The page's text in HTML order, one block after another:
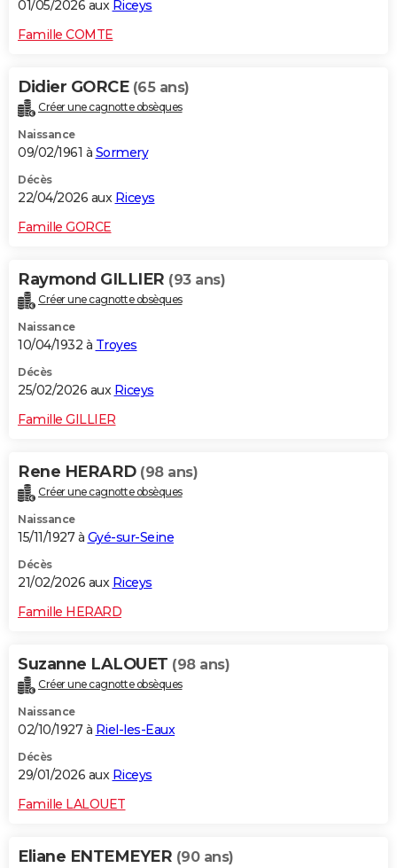
01/05/2026 aux Riceys
Famille COMTE
Didier GORCE (65 ans)
Créer une cagnotte obsèques
Naissance
09/02/1961 à Sormery
Décès
22/04/2026 aux Riceys
Famille GORCE
Raymond GILLIER (93 ans)
Créer une cagnotte obsèques
Naissance
10/04/1932 à Troyes
Décès
25/02/2026 aux Riceys
Famille GILLIER
Rene HERARD (98 ans)
Créer une cagnotte obsèques
Naissance
15/11/1927 à Gyé-sur-Seine
Décès
21/02/2026 aux Riceys
Famille HERARD
Suzanne LALOUET (98 ans)
Créer une cagnotte obsèques
Naissance
02/10/1927 à Riel-les-Eaux
Décès
29/01/2026 aux Riceys
Famille LALOUET
Eliane ENTEMEYER (90 ans)